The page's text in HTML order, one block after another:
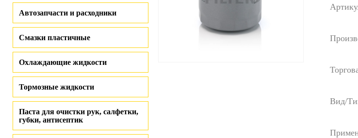
Автозапчасти и расходники
Смазки пластичные
Охлаждающие жидкости
Тормозные жидкости
Паста для очистки рук, салфетки,
губки, антисептик
Вид/